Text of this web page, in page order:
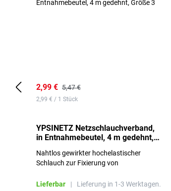
2,99 € 5,47 €
2,99 € / 1 Stück
YPSINETZ Netzschlauchverband,
in Entnahmebeutel, 4 m gedehnt,
Nahtlos gewirkter hochelastischer
Schlauch zur Fixierung von
Lieferbar
| Lieferung in 1-3 Werktagen.